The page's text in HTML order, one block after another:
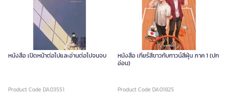
หนังสือ เปิดหน้าต่อไปและอ่านต่อไปจนจบ
Product Code DA03551
หนังสือ เกียร์สีขาวกับกาวน์สีฝุ่น ภาค 1 (ปก
อ่อน)
Product Code DA01825